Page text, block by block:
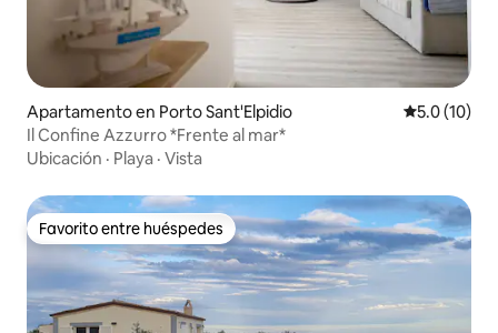
Apartamento en Porto Sant'Elpidio Calificación
5.0 (10)
Il Confine Azzurro *Frente al mar*
Ubicación · Playa · Vista
Favorito entre huéspedes
Favorito entre huéspedes